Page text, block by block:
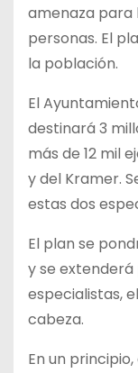
amenaza para
personas. El
la población.
El
destinará 3
más de 12 mil
y del Kramer.
estas dos
El plan se
y se extenderá
especialistas,
cabeza.
En un